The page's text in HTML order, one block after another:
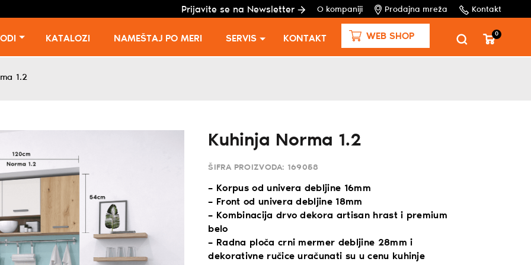
Prijavite se na Newsletter O kompaniji Prodajna mreža Kontakt
KATALOZI NAMEŠTAJ PO MERI SERVIS KONTAKT WEB SHOP 0
1.2
Kuhinja Norma 1.2
ŠIFRA PROIZVODA: 169058
– Korpus od univera debljine 16mm
– Front od univera debljine 18mm
– Kombinacija drvo dekora artisan hrast i premium
belo
– Radna ploča crni mermer debljine 28mm i
dekorativne ručice uračunati su u cenu kuhinje